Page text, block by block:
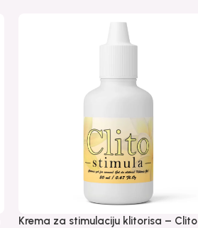
Krema za stimulaciju klitorisa – Clito